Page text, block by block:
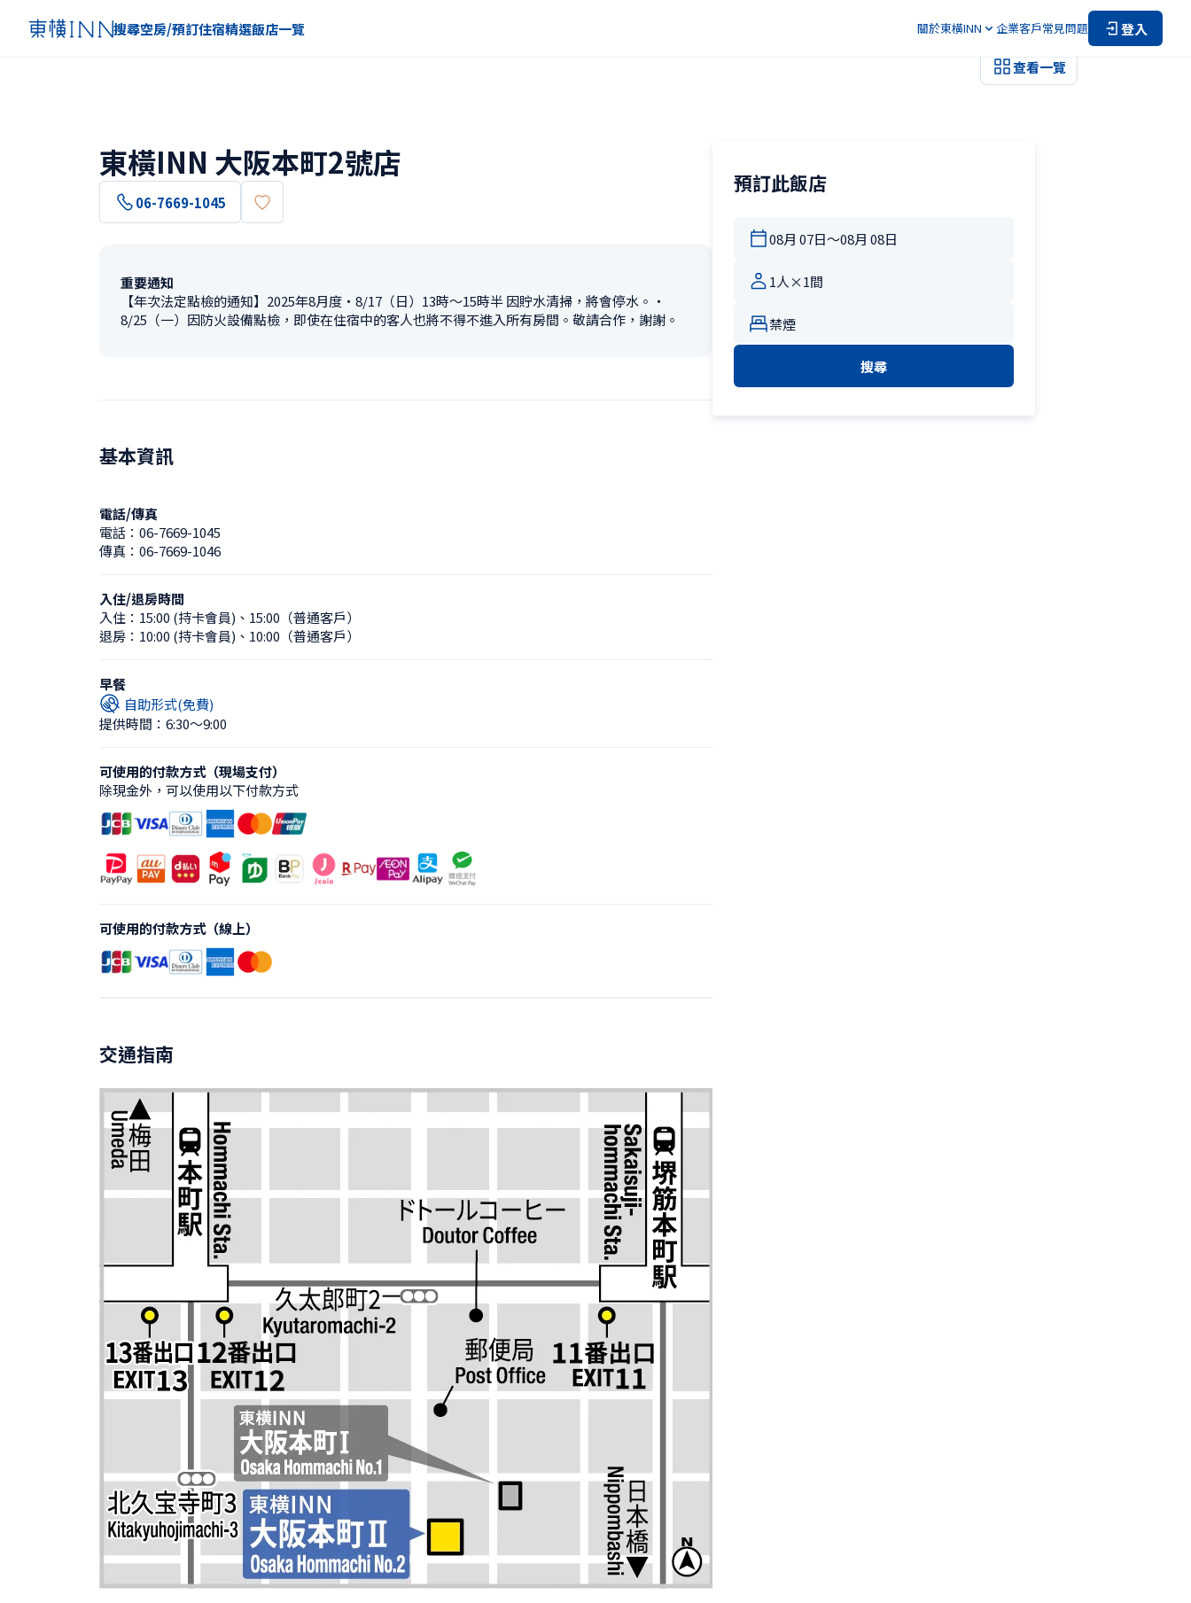
搜尋空房/預訂住宿精選飯店一覽 關於東橫INN 企業客戶常見問題 登入
查看一覽
東橫INN 大阪本町2號店
06-7669-1045
重要通知
【年次法定點檢的通知】2025年8月度・8/17（日）13時～15時半 因貯水清掃，將會停水。・
8/25（一）因防火設備點檢，即使在住宿中的客人也將不得不進入所有房間。敬請合作，謝謝。
基本資訊
電話/傳真
電話： 06-7669-1045
傳真： 06-7669-1046
入住/退房時間
入住： 15:00 (持卡會員) 、 15:00（普通客戶）
退房： 10:00 (持卡會員) 、 10:00（普通客戶）
早餐
自助形式(免費)
提供時間：6:30〜9:00
可使用的付款方式（現場支付）
除現金外，可以使用以下付款方式
可使用的付款方式（線上）
交通指南
預訂此飯店
搜尋